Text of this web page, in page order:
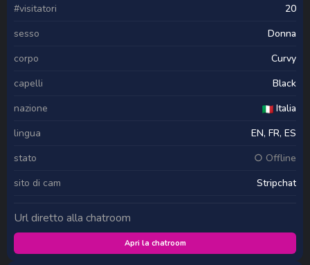
#visitatori
20
sesso
Donna
corpo
Curvy
capelli
Black
nazione
Italia
lingua
EN, FR, ES
stato
○ Offline
sito di cam
Stripchat
Url diretto alla chatroom
Apri la chatroom